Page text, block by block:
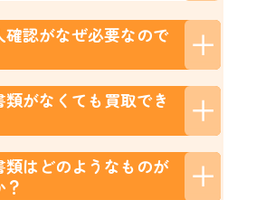
確認がなぜ必要なので
がなくても買取でき
類はどのようなものが